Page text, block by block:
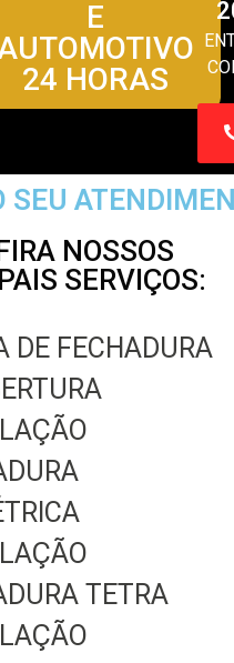
E
24 HORAS
SEU
NOSSOS
SERVIÇOS:
DE FECHADURA
TETRA